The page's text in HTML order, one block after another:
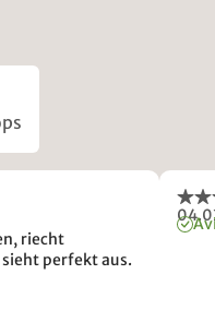
riecht
perfekt aus.